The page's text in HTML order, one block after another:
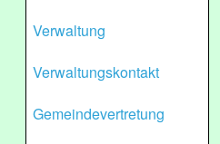
Verwaltung
Verwaltungskontakt
Gemeindevertretung